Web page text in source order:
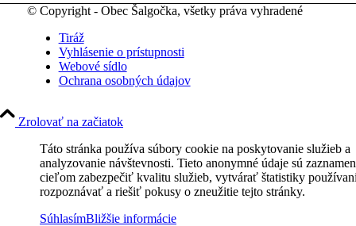
© Copyright - Obec Šalgočka, všetky práva vyhradené
Tiráž
Vyhlásenie o prístupnosti
Webové sídlo
Ochrana osobných údajov
Zrolovať na začiatok
Táto stránka používa súbory cookie na poskytovanie služieb a
analyzovanie návštevnosti. Tieto anonymné údaje sú
cieľom zabezpečiť kvalitu služieb, vytvárať štatistiky
rozpoznávať a riešiť pokusy o zneužitie tejto stránky.
SúhlasímBližšie informácie